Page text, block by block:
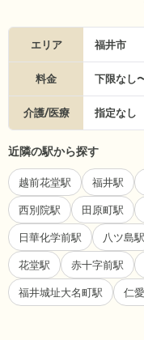
エリア 福井市
料金 下限なし
介護/医療 指定なし
近隣の駅から探す
越前花堂駅 福井駅
西別院駅 田原町駅
日華化学前駅 八ツ島駅
花堂駅 赤十字前駅
福井城址大名町駅 仁